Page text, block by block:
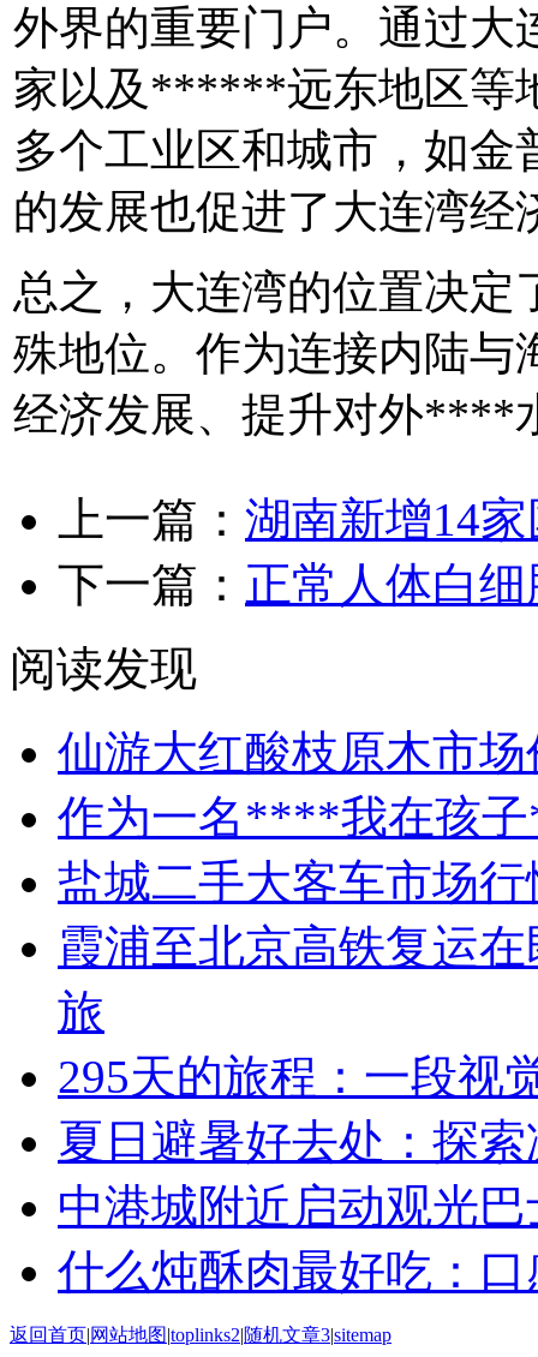
外界的重要门户。通过
家以及******远东地区等
多个工业区和城市，如
的发展也促进了大连湾经
总之，大连湾的位置决
殊地位。作为连接内陆与
经济发展、提升对外****
上一篇： 湖南新增14
下一篇： 正常人体白
阅读发现
仙游大红酸枝原木市
作为一名****我在孩
盐城二手大客车市场
霞浦至北京高铁复运
旅
295天的旅程：一段视
夏日避暑好去处：探
中港城附近启动观光
什么炖酥肉最好吃：
返回首页|网站地图|toplinks2|随机文章3|sitemap